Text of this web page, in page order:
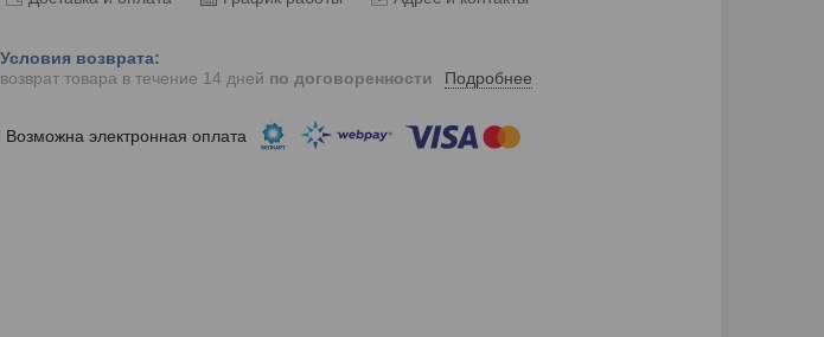
возврат товара в течение 14 дней по договоренности Подробнее